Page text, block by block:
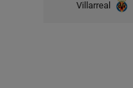
Villarreal